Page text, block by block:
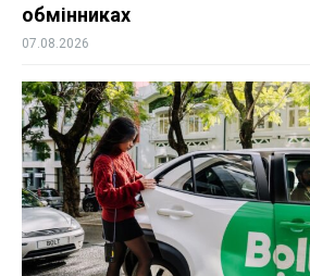
обмінниках
07.08.2026